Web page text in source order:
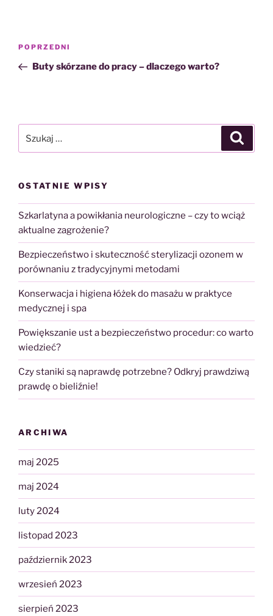
Nawigacja
Poprzedni
wpis
POPRZEDNI
Buty skórzane do pracy – dlaczego warto?
OSTATNIE WPISY
Szkarlatyna a powikłania neurologiczne – czy to wciąż
aktualne zagrożenie?
Bezpieczeństwo i skuteczność sterylizacji ozonem w
porównaniu z tradycyjnymi metodami
Konserwacja i higiena łóżek do masażu w praktyce
medycznej i spa
Powiększanie ust a bezpieczeństwo procedur: co warto
wiedzieć?
Czy staniki są naprawdę potrzebne? Odkryj prawdziwą
prawdę o bieliźnie!
ARCHIWA
maj 2025
maj 2024
luty 2024
listopad 2023
październik 2023
wrzesień 2023
sierpień 2023